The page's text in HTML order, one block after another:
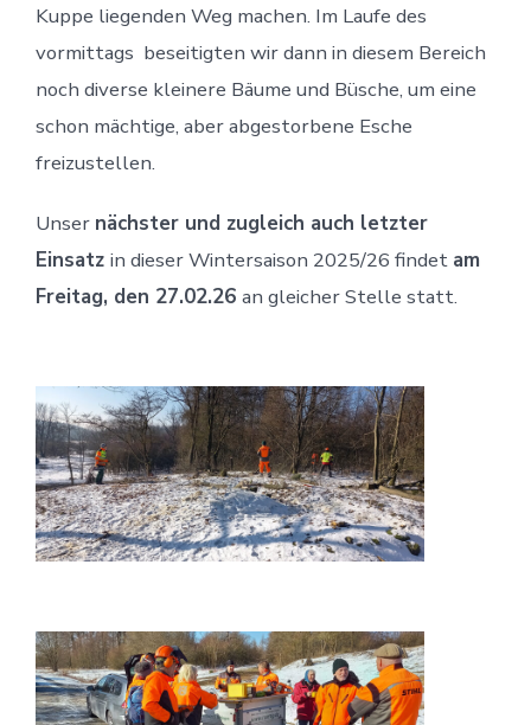
Kuppe liegenden Weg machen. Im Laufe des
vormittags beseitigten wir dann in diesem Bereich
noch diverse kleinere Bäume und Büsche, um eine
schon mächtige, aber abgestorbene Esche
freizustellen.
Unser nächster und zugleich auch letzter
Einsatz in dieser Wintersaison 2025/26 findet am
Freitag, den 27.02.26 an gleicher Stelle statt.